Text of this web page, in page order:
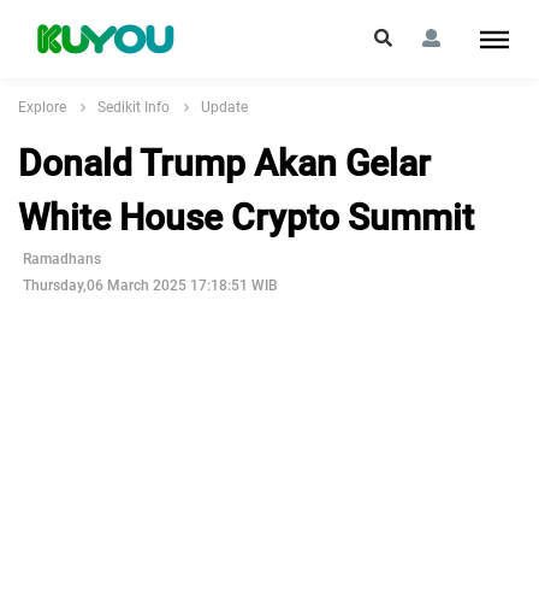
Explore Sedikit Info Update
Donald Trump Akan Gelar
White House Crypto Summit
Ramadhans
Thursday,06 March 2025 17:18:51 WIB